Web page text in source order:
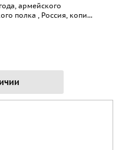
армейского
полка , Россия, копи...